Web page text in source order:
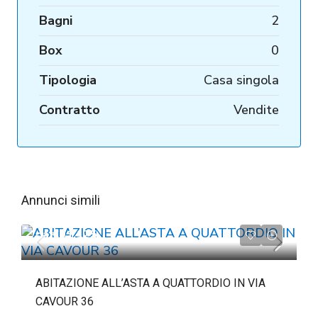
Bagni
2
Box
0
Tipologia
Casa singola
Contratto
Vendite
Annunci simili
da€91.125
ABITAZIONE ALL’ASTA A QUATTORDIO IN VIA
CAVOUR 36